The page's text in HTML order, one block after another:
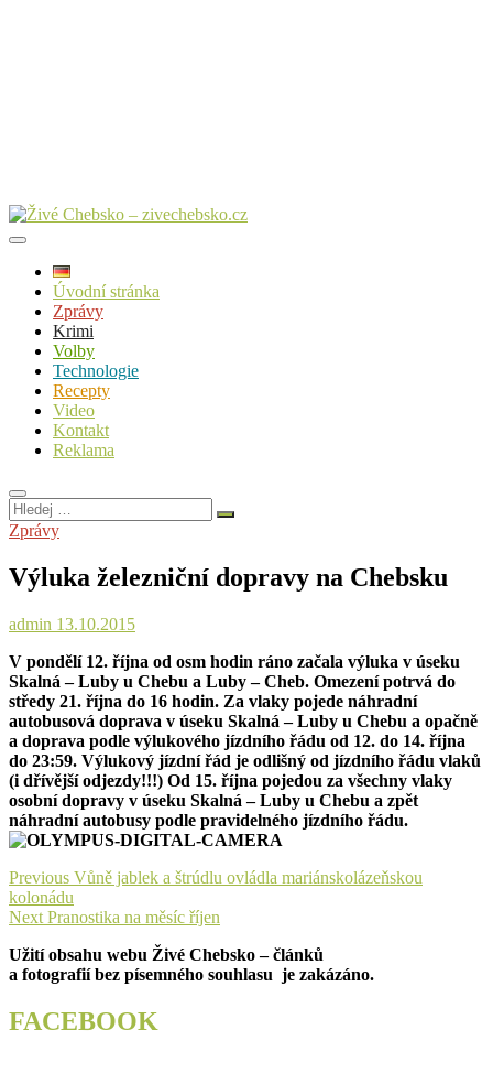
Úvodní stránka
Zprávy
Krimi
Volby
Technologie
Recepty
Video
Kontakt
Reklama
Hledej
…
Zprávy
Výluka železniční dopravy na Chebsku
admin 13.10.2015
V pondělí 12. října od osm hodin ráno začala výluka v úseku
Skalná – Luby u Chebu a Luby – Cheb. Omezení potrvá do
středy 21. října do 16 hodin. Za vlaky pojede náhradní
autobusová doprava v úseku Skalná – Luby u Chebu a opačně
a doprava podle výlukového jízdního řádu od 12. do 14. října
do 23:59. Výlukový jízdní řád je odlišný od jízdního řádu vlaků
(i dřívější odjezdy!!!) Od 15. října pojedou za všechny vlaky
osobní dopravy v úseku Skalná – Luby u Chebu a zpět
náhradní autobusy podle pravidelného jízdního řádu.
Navigace
pro
příspěvek
Previous Previous
Vůně jablek a štrúdlu ovládla mariánskolázeňskou
kolonádu
Next Next
Pranostika na měsíc říjen
Užití obsahu webu Živé Chebsko – článků
a fotografií bez písemného souhlasu je zakázáno.
FACEBOOK